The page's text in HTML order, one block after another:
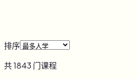
排序
共1843 门课程